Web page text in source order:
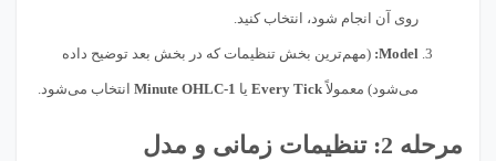
روی آن انجام شود، انتخاب کنید.
Model: (مهم‌ترین بخش تنظیمات که در بخش بعد توضیح داده
می‌شود) معمولاًEvery Tick یا 1-Minute OHLC انتخاب می‌شود.
مرحله 2: تنظیمات زمانی و مدل